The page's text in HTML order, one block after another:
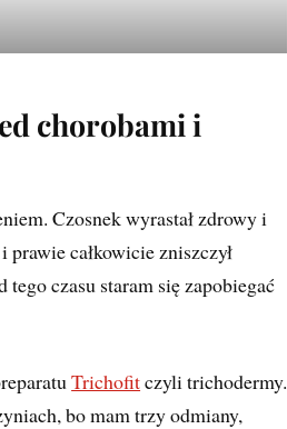
chorobami i
Czosnek wyrastał zdrowy i
prawie całkowicie zniszczył
czasu staram się zapobiegać
Trichofitczyli trichodermy.
bo mam trzy odmiany,